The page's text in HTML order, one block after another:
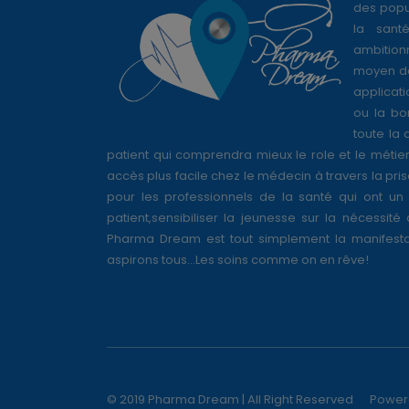
des
la
moyen
ou la
toute la
patient qui comprendra mieux le role et le
accès plus facile chez le médecin à travers la
pour les professionnels de la santé qui ont
patient,sensibiliser la jeunesse sur la
Pharma Dream est tout simplement la
aspirons tous...Les soins comme on en rêve!
© 2019 Pharma Dream | All Right Reserved